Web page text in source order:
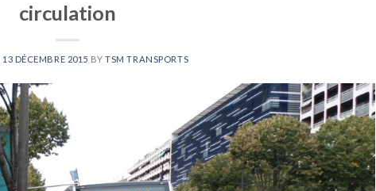
circulation
13 DÉCEMBRE 2015 BYTSM TRANSPORTS